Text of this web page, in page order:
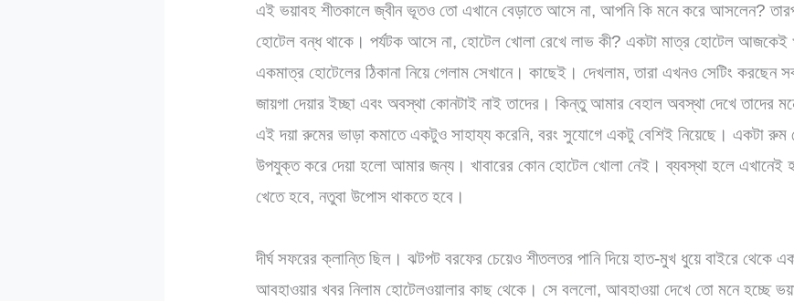
এই ভয়াবহ শীতকালে জ্বীন ভূতও তো এখানে বেড়াতে আসে না, আপনি কি মনে করে আসলেন?
হোটেল বন্ধ থাকে। পর্যটক আসে না, হোটেল খোলা রেখে লাভ কী? একটা মাত্র হোটেল আজকেই
একমাত্র হোটেলের ঠিকানা নিয়ে গেলাম সেখানে। কাছেই। দেখলাম, তারা এখনও সেটিং করছেন
জায়গা দেয়ার ইচ্ছা এবং অবস্থা কোনটাই নাই তাদের। কিন্তু আমার বেহাল অবস্থা দেখে তাদের
এই দয়া রুমের ভাড়া কমাতে একটুও সাহায্য করেনি, বরং সুযোগে একটু বেশিই নিয়েছে। একটা
উপযুক্ত করে দেয়া হলো আমার জন্য। খাবারের কোন হোটেল খোলা নেই। ব্যবস্থা হলে এখানেই
খেতে হবে, নতুবা উপোস থাকতে হবে।
দীর্ঘ সফরের ক্লান্তি ছিল। ঝটপট বরফের চেয়েও শীতলতর পানি দিয়ে হাত-মুখ ধুয়ে বাইরে
আবহাওয়ার খবর নিলাম হোটেলওয়ালার কাছ থেকে। সে বললো, আবহাওয়া দেখে তো মনে হচ্ছে